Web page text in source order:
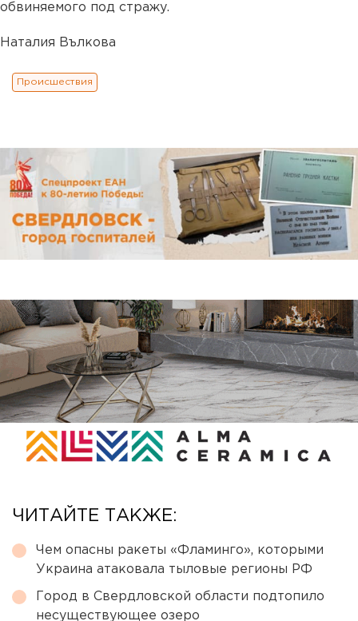
обвиняемого под стражу.
Наталия Вълкова
Происшествия
ЧИТАЙТЕ ТАКЖЕ:
Чем опасны ракеты «Фламинго», которыми
Украина атаковала тыловые регионы РФ
Город в Свердловской области подтопило
несуществующее озеро